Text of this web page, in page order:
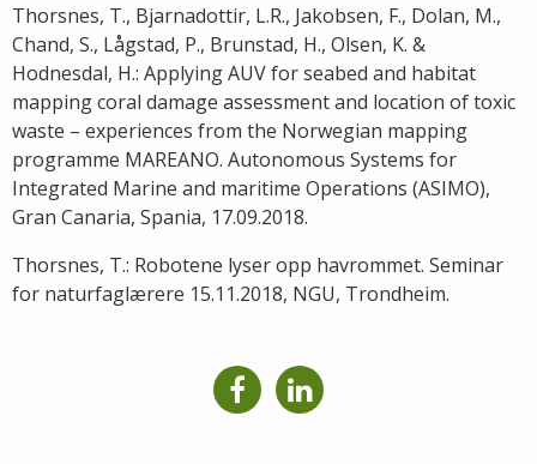
Thorsnes, T., Bjarnadottir, L.R., Jakobsen, F., Dolan, M.,
Chand, S., Lågstad, P., Brunstad, H., Olsen, K. &
Hodnesdal, H.: Applying AUV for seabed and habitat
mapping coral damage assessment and location of toxic
waste – experiences from the Norwegian mapping
programme MAREANO. Autonomous Systems for
Integrated Marine and maritime Operations (ASIMO),
Gran Canaria, Spania, 17.09.2018.
Thorsnes, T.: Robotene lyser opp havrommet. Seminar
for naturfaglærere 15.11.2018, NGU, Trondheim.